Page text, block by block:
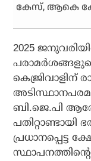
കേസ്, ആകെ
2025
കെജ്രിവാളിന്
ബി.ജെ.പി
പതിറ്റാണ്ടായി
പ്രധാനപ്പെട്ട